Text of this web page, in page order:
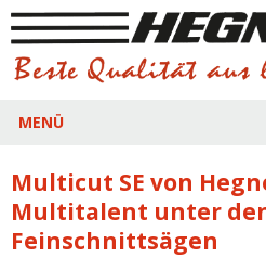
MENÜ
Multicut SE von
Multitalent unter
Feinschnittsägen